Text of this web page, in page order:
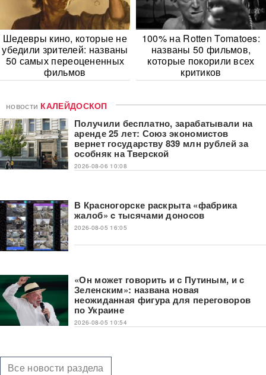
Шедевры кино, которые не
убедили зрителей: названы
50 самых переоцененных
фильмов
100% на Rotten Tomatoes:
названы 50 фильмов,
которые покорили всех
критиков
новости КАЛЕЙДОСКОП
Получили бесплатно, зарабатывали на
аренде 25 лет: Союз экономистов
вернет государству 839 млн рублей за
особняк на Тверской
2026-08-06 10:08
В Красногорске раскрыта «фабрика
жалоб» c тысячами доносов
2026-08-05 16:05
«Он может говорить и с Путиным, и с
Зеленским»: названа новая
неожиданная фигура для переговоров
по Украине
2026-08-05 10:54
Все новости раздела